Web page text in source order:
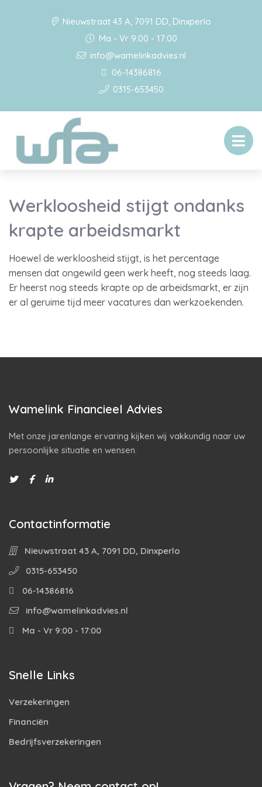
Nieuwstraat 43 A, 7091 DD, Dinxperlo
Ma - Vr 9:00 - 17:00
info@wamelinkadvies.nl
06-14386816
0315-653450
Werkloosheid stijgt ondanks
krapte arbeidsmarkt
Hoewel de werkloosheid stijgt, is het percentage
mensen dat ongewild geen werk heeft, nog steeds laag.
Er heerst nog steeds krapte op de arbeidsmarkt, er zijn
er al geruime tijd meer vacatures dan werkzoekenden.
Wamelink Financieel Advies
Met onze jarenlange ervaring kijken wij vakkundig naar uw
persoonlijke situatie en wensen.
Contactinformatie
Nieuwstraat 43 A, 7091 DD, Dinxperlo
0315-653450
06-14386816
info@wamelinkadvies.nl
Ma - Vr 9:00 - 17:00
Snelle Links
Verzekeringen
Financiën
Bedrijfsverzekeringen